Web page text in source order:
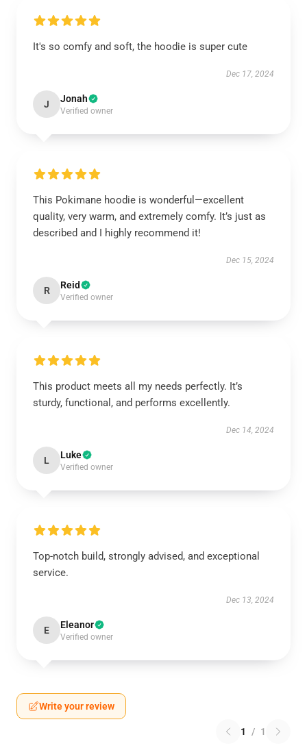
It's so comfy and soft, the hoodie is super cute
Dec 17, 2024
J Jonah
Verified owner
This Pokimane hoodie is wonderful—excellent
quality, very warm, and extremely comfy. It’s just as
described and I highly recommend it!
Dec 15, 2024
R Reid
Verified owner
This product meets all my needs perfectly. It’s
sturdy, functional, and performs excellently.
Dec 14, 2024
L Luke
Verified owner
Top-notch build, strongly advised, and exceptional
service.
Dec 13, 2024
E Eleanor
Verified owner
Write your review
1 / 1